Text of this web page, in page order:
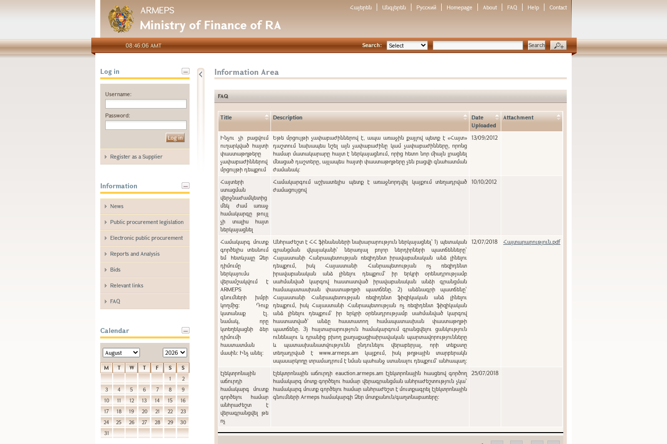
ARMEPS
Ministry of Finance of RA
Հայերեն Անգլերեն Русский Homepage About FAQ Help Contact
08:46:06 AMT Search:
Log in
Username:
Password:
Register as a Supplier
Information
News
Public procurement legislation
Electronic public procurement
Reports and Analysis
Bids
Relevant links
FAQ
Calendar
M T W T F S
S
1
2
3
4 5 6 7 8
9
10
11 12 13 14 15
16
17
18 19 20 21 22
23
24
25 26 27 28 29
30
31
Information Area
FAQ
Title Description
Date
Uploaded
Attachment
Ինչու չի բացվում
ուղարկված հայտի
փաստաթղթերը
չափաբաժիններով
մրցույթի դեպքում
Եթե մրցույթի չափաբաժիններով է, ապա առաջին քայլով պետք է «Հայտ»
դաշտում նախապես նշել այն չափաբաժինը կամ չափաբաժինները, որոնց
համար մատակարարը հայտ է ներկայացնում, որից հետո նոր միայն լրացնել
մնացած դաշտերը, այլապես հայտի փաստաթղթերը չեն բացվի գնահատման
ժամանակ:
13/09/2012
Հայտերի
ստացման
վերջնաժամկետից
մեկ ժամ առաջ
համակարգը թույլ
չի տալիս հայտ
ներկայացնել
Համակարգում աշխատելիս պետք է առաջնորդվել կայքում տեղադրված
ժամացույցով
10/10/2012
Համակարգ մուտք
գործելիս տեսնում
եմ հետևյալը Ձեր
դիմումը
ներկայումս
վերամշակվում է
ARMEPS
գնումների խմբի
կողմից: Դուք
կստանաք էլ.
նամակ, որը
կտեղեկացնի ձեր
դիմումի
հաստատման
մասին: Ինչ անել:
Անհրաժեշտ է ՀՀ ֆինանսների նախարարություն ներկայացնել՝ 1) պետական
գրանցման վկայականի՝ ներառյալ բոլոր ներդիրների պատճենները`
Հայաստանի Հանրապետության ռեզիդենտ իրավաբանական անձ լինելու
դեպքում, իսկ Հայաստանի Հանրապետության ոչ ռեզիդենտ
իրավաբանական անձ լինելու դեպքում` իր երկրի օրենսդրությամբ
սահմանված կարգով հաստատված իրավաբանական անձի գրանցման
համապատասխան փաստաթղթի պատճենը. 2) անձնագրի պատճենը`
Հայաստանի Հանրապետության ռեզիդենտ ֆիզիկական անձ լինելու
դեպքում, իսկ Հայաստանի Հանրապետության ոչ ռեզիդենտ ֆիզիկական
անձ լինելու դեպքում` իր երկրի օրենսդրությամբ սահմանված կարգով
հաստատված՝ անձը հաստատող համապատասխան փաստաթղթի
պատճենը. 3) հայտարարություն համակարգում գրանցվելու ցանկություն
ունենալու և դրանից բխող քաղաքացիաիրավական պարտավորությունները
և պատասխանատվությունն ընդունելու վերաբերյալ, որի տեքստը
տեղադրված է www.armeps.am կայքում, իսկ թղթային տարբերակն
սպասարկողը տրամադրում է նման պահանջ ստանալու դեպքում՝ անհապաղ:
12/07/2018 Հայտարարություն.pdf
էլեկտրոնային
աճուրդի
համակարգ մուտք
գործելու համար
անհրաժեշտ է
վերագրանցվել թե
ոչ
էլեկտրոնային աճուրդի eauction.armeps.am էլեկտրոնային հասցեով գործող
համակարգ մոտք գործելու համար վերագրանցման անհրաժեշտություն չկա՝
համակարգ մուտք գործելու համար անհրաժեշտ է մուտքագրել էլեկտրոնային
գնումների Armeps համակարգի Ձեր մոտքանուն/գաղտնաբառերը:
25/07/2018